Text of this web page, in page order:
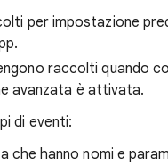
per impostazione
raccolti quando
avanzata è attivata.
di eventi:
che hanno nomi e